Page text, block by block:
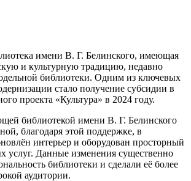
имени В. Г. Белинского, имеющая
и культурную традицию, недавно
библиотеки. Одним из ключевых
стало получение субсидии в
проекта «Культура» в 2024 году.
библиотекой имени В. Г. Белинского
благодаря этой поддержке, в
интерьер и оборудован просторный
услуг. Данные изменения существенно
библиотеки и сделали её более
аудитории.